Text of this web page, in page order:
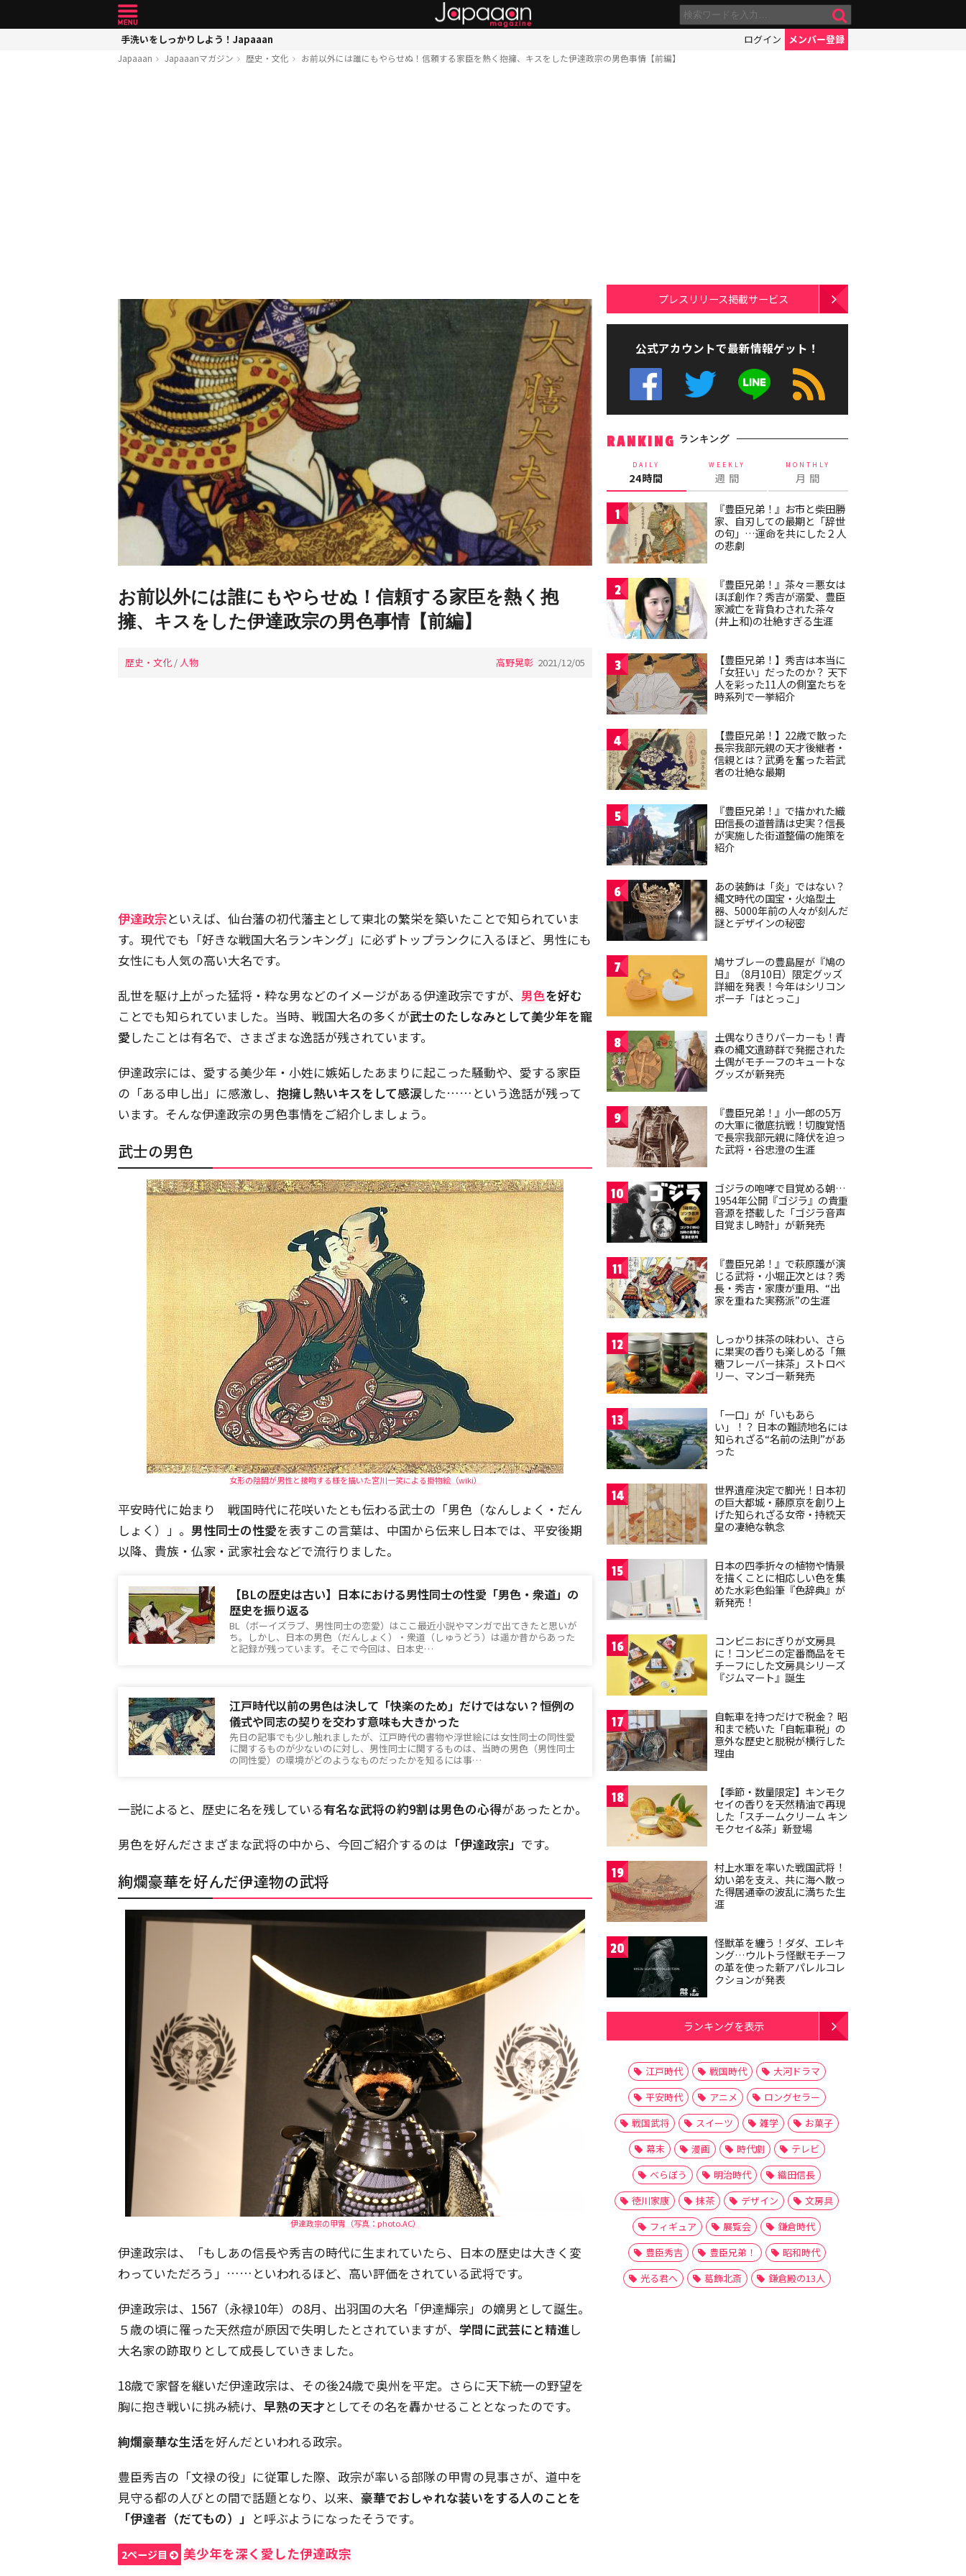
手洗いをしっかりしよう！Japaaan ログイン メンバー登録
Japaaan Japaaanマガジン 歴史・文化 お前以外には誰にもやらせぬ！信頼する家臣を熱く抱擁、キスをした伊達政宗の男色事情【前編】
お前以外には誰にもやらせぬ！信頼する家臣を熱く抱
擁、キスをした伊達政宗の男色事情【前編】
歴史・文化 / 人物 高野晃彰 2021/12/05
伊達政宗といえば、仙台藩の初代藩主として東北の繁栄を築いたことで知られていま
す。現代でも「好きな戦国大名ランキング」に必ずトップランクに入るほど、男性にも
女性にも人気の高い大名です。
乱世を駆け上がった猛将・粋な男などのイメージがある伊達政宗ですが、 男色を好む
ことでも知られていました。当時、戦国大名の多くが武士のたしなみとして美少年を寵
愛 したことは有名で、さまざまな逸話が残されています。
伊達政宗には、愛する美少年・小姓に嫉妬したあまりに起こった騒動や、愛する家臣
の「ある申し出」に感激し、 抱擁し熱いキスをして感涙した……という逸話が残って
います。そんな伊達政宗の男色事情をご紹介しましょう。
武士の男色
女形の陰間が男性と接吻する様を描いた宮川一笑による掛物絵（wiki）
平安時代に始まり 戦国時代に花咲いたとも伝わる武士の「男色（なんしょく・だん
しょく）」。 男性同士の性愛を表すこの言葉は、中国から伝来し日本では、平安後期
以降、貴族・仏家・武家社会などで流行りました。
【BLの歴史は古い】日本における男性同士の性愛「男色・衆道」の
歴史を振り返る
BL（ボーイズラブ、男性同士の恋愛）はここ最近小説やマンガで出てきたと思いが
ち。しかし、日本の男色（だんしょく）・衆道（しゅうどう）は遥か昔からあった
と記録が残っています。そこで今回は、日本史…
江戸時代以前の男色は決して「快楽のため」だけではない？恒例の
儀式や同志の契りを交わす意味も大きかった
先日の記事でも少し触れましたが、江戸時代の書物や浮世絵には女性同士の同性愛
に関するものが少ないのに対し、男性同士に関するものは、当時の男色（男性同士
の同性愛）の環境がどのようなものだったかを知るには事…
一説によると、歴史に名を残している有名な武将の約9割は男色の心得があったとか。
男色を好んださまざまな武将の中から、今回ご紹介するのは 「伊達政宗」 です。
絢爛豪華を好んだ伊達物の武将
伊達政宗の甲冑（写真：photo.AC）
伊達政宗は、「もしあの信長や秀吉の時代に生まれていたら、日本の歴史は大きく変
わっていただろう」……といわれるほど、高い評価をされている武将です。
伊達政宗は、1567（永禄10年）の8月、出羽国の大名「伊達輝宗」の嫡男として誕生。
５歳の頃に罹った天然痘が原因で失明したとされていますが、 学問に武芸にと精進し
大名家の跡取りとして成長していきました。
18歳で家督を継いだ伊達政宗は、その後24歳で奥州を平定。さらに天下統一の野望を
胸に抱き戦いに挑み続け、 早熟の天才としてその名を轟かせることとなったのです。
絢爛豪華な生活を好んだといわれる政宗。
豊臣秀吉の「文禄の役」に従軍した際、政宗が率いる部隊の甲冑の見事さが、道中を
見守る都の人びとの間で話題となり、以来、 豪華でおしゃれな装いをする人のことを
「伊達者（だてもの）」 と呼ぶようになったそうです。
2ページ目 美少年を深く愛した伊達政宗
プレスリリース掲載サービス
公式アカウントで最新情報ゲット！
RANKING ランキング
DAILY
24時間
WEEKLY
週 間
MONTHLY
月 間
1
『豊臣兄弟！』お市と柴田勝
家、自刃しての最期と「辞世
の句」…運命を共にした２人
の悲劇
2
『豊臣兄弟！』茶々＝悪女は
ほぼ創作？秀吉が溺愛、豊臣
家滅亡を背負わされた茶々
(井上和)の壮絶すぎる生涯
3
【豊臣兄弟！】秀吉は本当に
「女狂い」だったのか？ 天下
人を彩った11人の側室たちを
時系列で一挙紹介
4
【豊臣兄弟！】22歳で散った
長宗我部元親の天才後継者・
信親とは？武勇を奮った若武
者の壮絶な最期
5
『豊臣兄弟！』で描かれた織
田信長の道普請は史実？信長
が実施した街道整備の施策を
紹介
6
あの装飾は「炎」ではない？
縄文時代の国宝・火焔型土
器、5000年前の人々が刻んだ
謎とデザインの秘密
7
鳩サブレーの豊島屋が『鳩の
日』（8月10日）限定グッズ
詳細を発表！今年はシリコン
ポーチ「はとっこ」
8
土偶なりきりパーカーも！青
森の縄文遺跡群で発掘された
土偶がモチーフのキュートな
グッズが新発売
9
『豊臣兄弟！』小一郎の5万
の大軍に徹底抗戦！切腹覚悟
で長宗我部元親に降伏を迫っ
た武将・谷忠澄の生涯
10
ゴジラの咆哮で目覚める朝…
1954年公開『ゴジラ』の貴重
音源を搭載した「ゴジラ音声
目覚まし時計」が新発売
11
『豊臣兄弟！』で萩原護が演
じる武将・小堀正次とは？秀
長・秀吉・家康が重用、“出
家を重ねた実務派”の生涯
12
しっかり抹茶の味わい、さら
に果実の香りも楽しめる「無
糖フレーバー抹茶」ストロベ
リー、マンゴー新発売
13
「一口」が「いもあら
い」！？ 日本の難読地名には
知られざる“名前の法則”があ
った
14
世界遺産決定で脚光！日本初
の巨大都城・藤原京を創り上
げた知られざる女帝・持統天
皇の凄絶な執念
15
日本の四季折々の植物や情景
を描くことに相応しい色を集
めた水彩色鉛筆『色辞典』が
新発売！
16
コンビニおにぎりが文房具
に！コンビニの定番商品をモ
チーフにした文房具シリーズ
『ジムマート』誕生
17
自転車を持つだけで税金？ 昭
和まで続いた「自転車税」の
意外な歴史と脱税が横行した
理由
18
【季節・数量限定】キンモク
セイの香りを天然精油で再現
した「スチームクリーム キン
モクセイ&茶」新登場
19
村上水軍を率いた戦国武将！
幼い弟を支え、共に海へ散っ
た得居通幸の波乱に満ちた生
涯
20
怪獣革を纏う！ダダ、エレキ
ング…ウルトラ怪獣モチーフ
の革を使った新アパレルコレ
クションが発表
ランキングを表示
江戸時代 戦国時代
大河ドラマ
平安時代
アニメ
ロングセラー
戦国武将
スイーツ 雑学
お菓子
幕末
漫画 時代劇
テレビ
べらぼう
明治時代
織田信長
徳川家康
抹茶 デザイン
文房具
フィギュア
展覧会
鎌倉時代
豊臣秀吉
豊臣兄弟！
昭和時代
光る君へ
葛飾北斎 鎌倉殿の13人